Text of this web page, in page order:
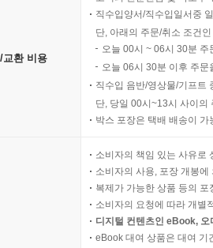
교환 비용
직수입양서/직수입일서중
단, 아래의 주문/취소 조건
오늘 00시 ~ 06시 30분
오늘 06시 30분 이후 주
직수입 음반/영상물/기프트
단, 당일 00시~13시 사이의
박스 포장은 택배 배송이
소비자의 책임 있는 사유로
소비자의 사용, 포장 개봉
복제가 가능한 상품 등의
소비자의 요청에 따라 개별
디지털 컨텐츠인 eBook,
eBook 대여 상품은 대여 기